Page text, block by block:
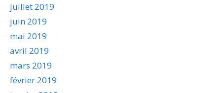
juillet 2019
juin 2019
mai 2019
avril 2019
mars 2019
février 2019